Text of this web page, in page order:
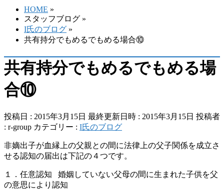
HOME »
スタッフブログ »
I氏のブログ »
共有持分でもめるでもめる場合⑩
共有持分でもめるでもめる場
合⑩
投稿日 : 2015年3月15日 最終更新日時 : 2015年3月15日 投稿者
: r-group カテゴリー : I氏のブログ
非嫡出子が血縁上の父親との間に法律上の父子関係を成立さ
せる認知の届出は下記の４つです。
１．任意認知 婚姻していない父母の間に生まれた子供を父
の意思により認知